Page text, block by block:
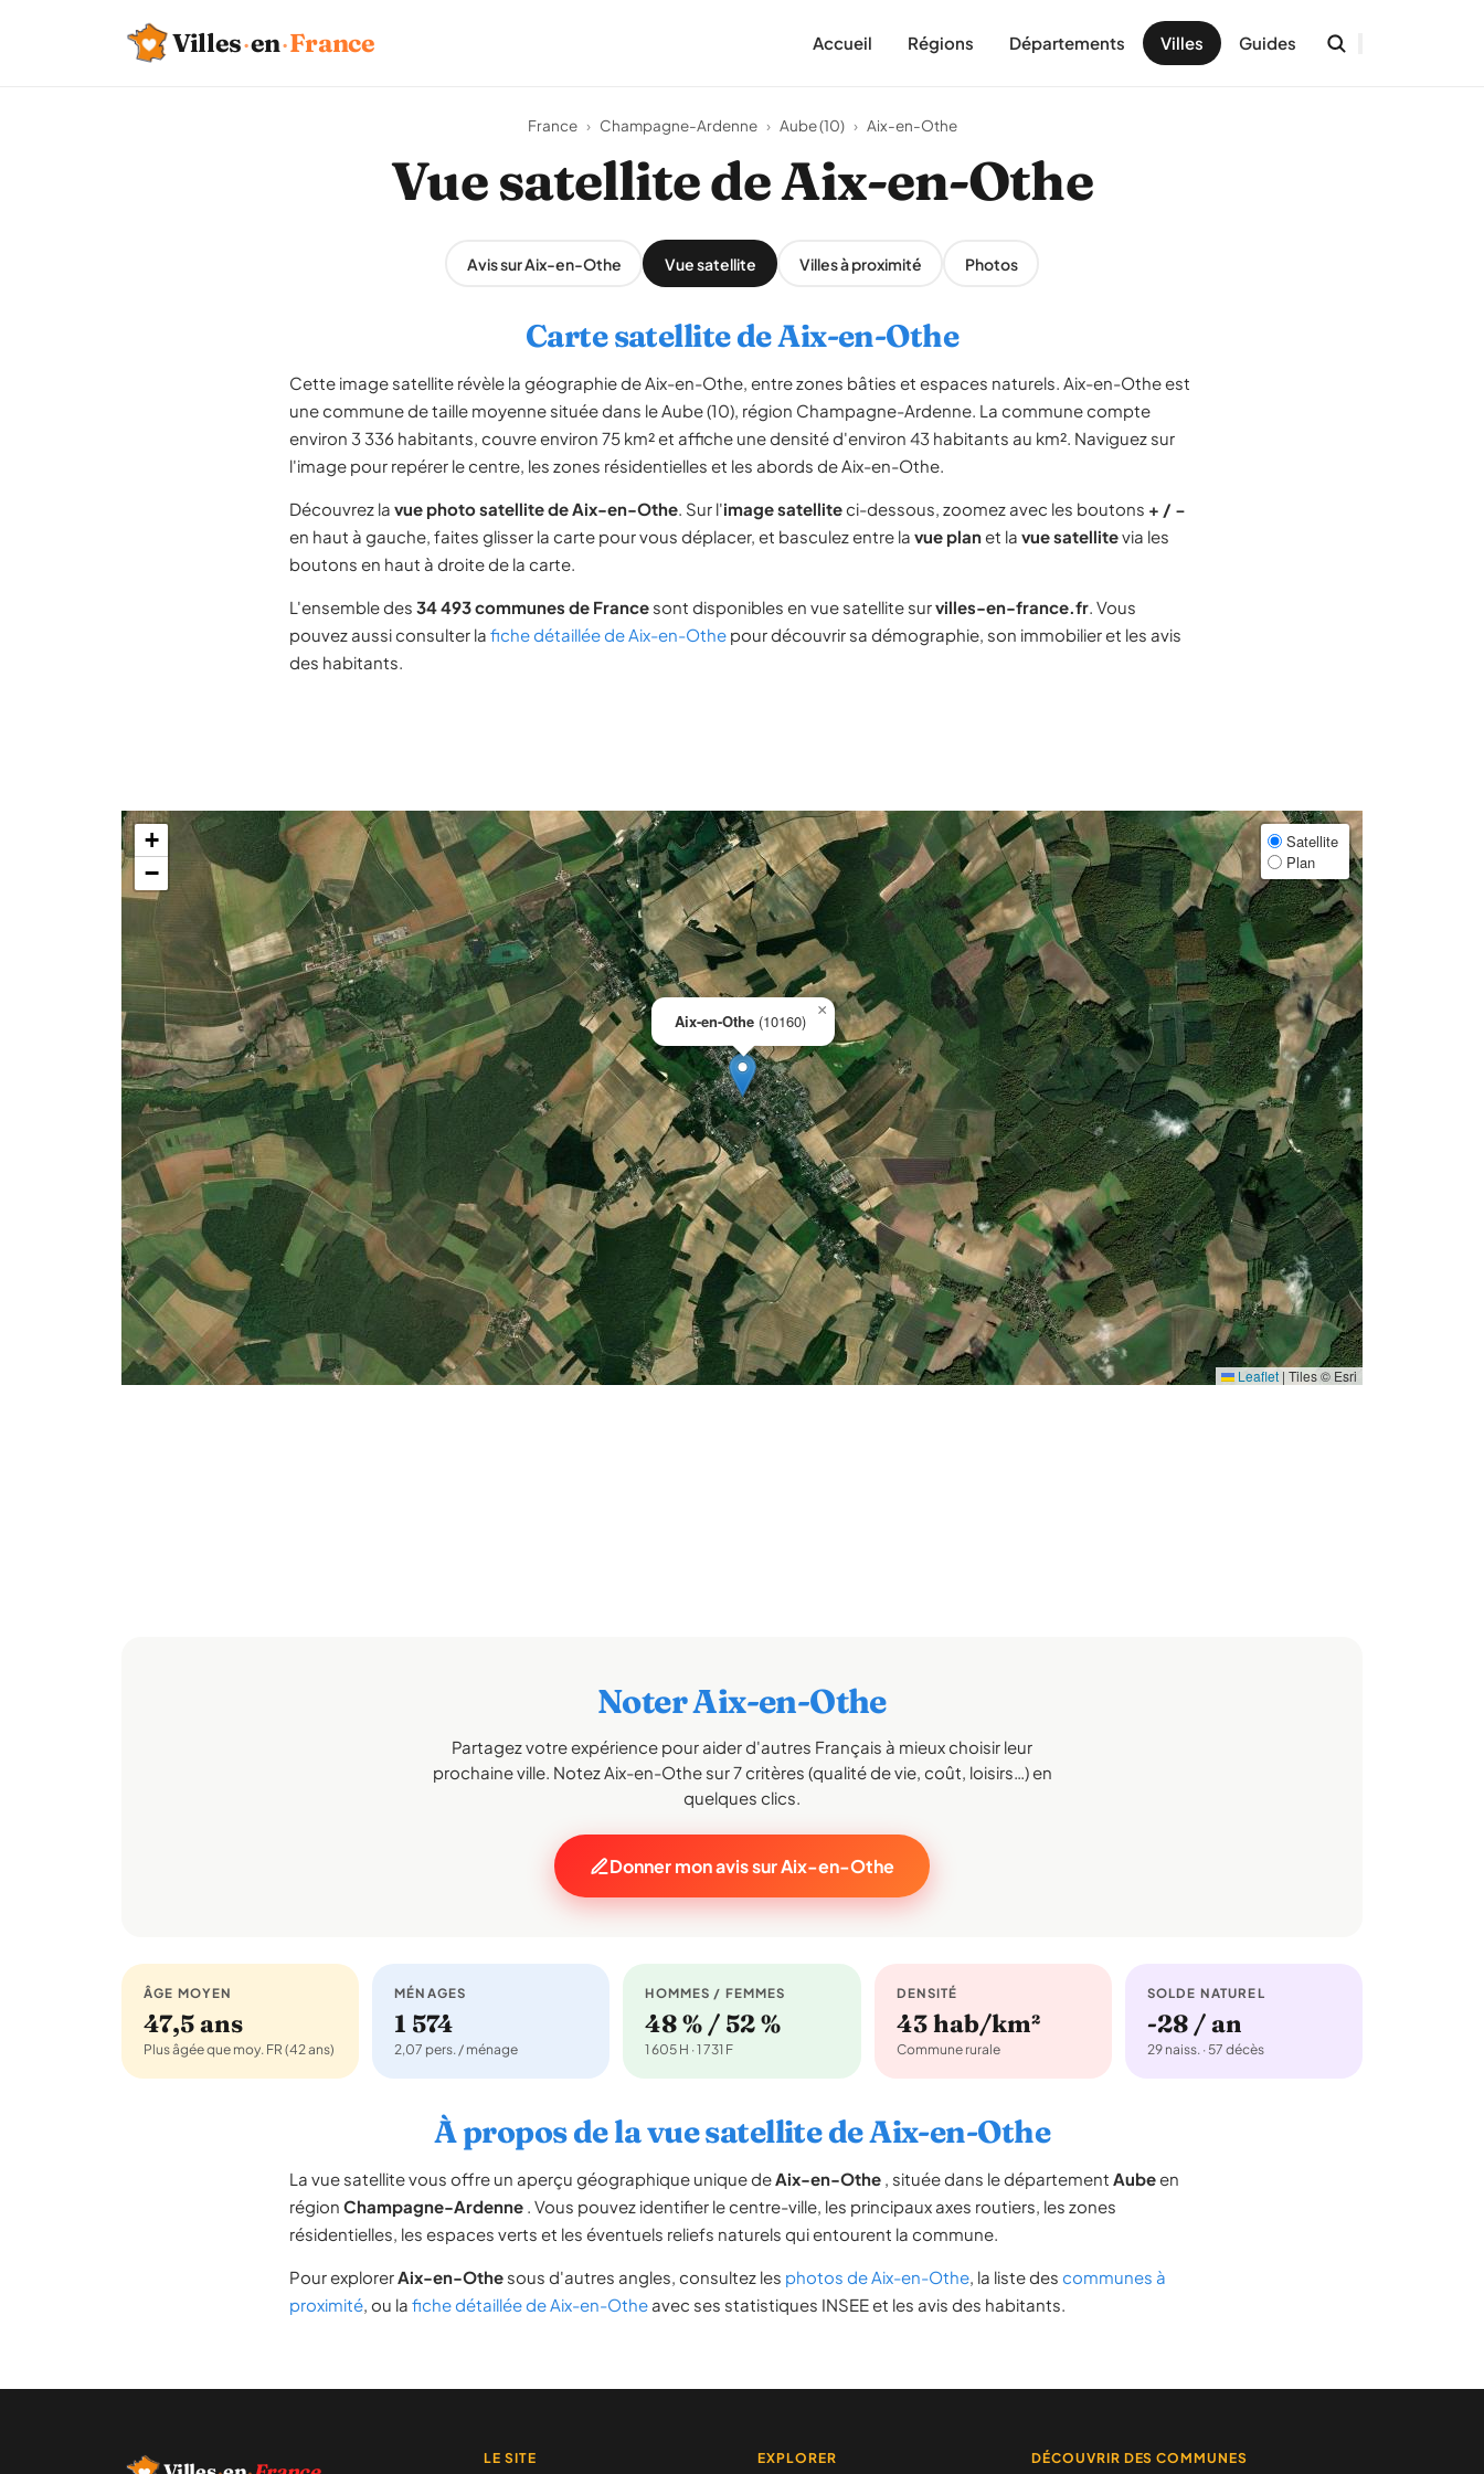
Villes·en·France Accueil Régions Départements Villes Guides
France › Champagne-Ardenne › Aube (10) › Aix-en-Othe
Vue satellite de Aix-en-Othe
Avis sur Aix-en-Othe Vue satellite Villes à proximité Photos
Carte satellite de Aix-en-Othe
Cette image satellite révèle la géographie de Aix-en-Othe, entre zones bâties et espaces naturels. Aix-en-Othe est
une commune de taille moyenne située dans le Aube (10), région Champagne-Ardenne. La commune compte
environ 3 336 habitants, couvre environ 75 km² et affiche une densité d'environ 43 habitants au km². Naviguez sur
l'image pour repérer le centre, les zones résidentielles et les abords de Aix-en-Othe.
Découvrez la vue photo satellite de Aix-en-Othe. Sur l'image satelliteci-dessous, zoomez avec les boutons + / −
en haut à gauche, faites glisser la carte pour vous déplacer, et basculez entre la vue planet la vue satellitevia les
boutons en haut à droite de la carte.
L'ensemble des 34 493 communes de France sont disponibles en vue satellite survilles-en-france.fr. Vous
pouvez aussi consulter la fiche détaillée de Aix-en-Othe pour découvrir sa démographie, son immobilier et les avis
des habitants.
Aix-en-Othe (10160)
×
+
−
Satellite
Plan
Leaflet | Tiles © Esri
Noter Aix-en-Othe
Partagez votre expérience pour aider d'autres Français à mieux choisir leur
prochaine ville. Notez Aix-en-Othe sur 7 critères (qualité de vie, coût, loisirs…) en
quelques clics.
Donner mon avis sur Aix-en-Othe
ÂGE MOYEN
47,5 ans
Plus âgée que moy. FR (42 ans)
MÉNAGES
1 574
2,07 pers. / ménage
HOMMES / FEMMES
48 % / 52 %
1 605 H · 1 731 F
DENSITÉ
43 hab/km²
Commune rurale
SOLDE NATUREL
-28 / an
29 naiss. · 57 décès
À propos de la vue satellite de Aix-en-Othe
La vue satellite vous offre un aperçu géographique unique deAix-en-Othe , située dans le département Aubeen
région Champagne-Ardenne . Vous pouvez identifier le centre-ville, les principaux axes routiers, les zones
résidentielles, les espaces verts et les éventuels reliefs naturels qui entourent la commune.
Pour explorerAix-en-Othe sous d'autres angles, consultez les photos de Aix-en-Othe, la liste des communes à
proximité, ou la fiche détaillée de Aix-en-Othe avec ses statistiques INSEE et les avis des habitants.
LE SITE EXPLORER DÉCOUVRIR DES COMMUNES